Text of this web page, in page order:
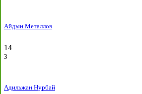
Айдын Металлов
14
3
Адильжан Нурбай